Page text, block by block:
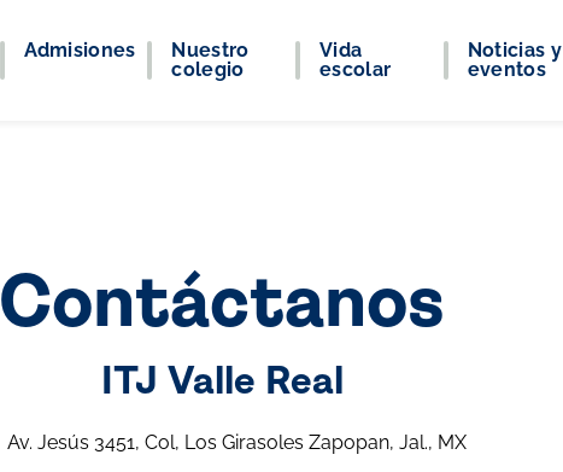
Admisiones
Nuestro
colegio
Vida
escolar
Noticias y
eventos
Contáctanos
ITJ Valle Real
Av. Jesús 3451, Col, Los Girasoles Zapopan, Jal., MX